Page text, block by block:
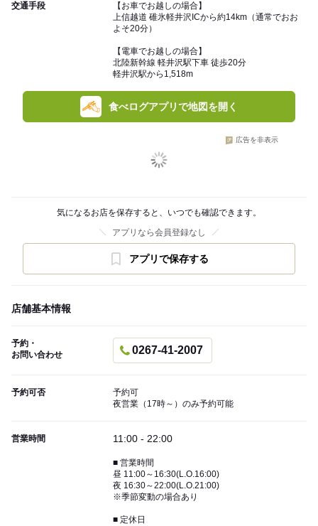
交通手段
【お車でお越しの場合】
上信越道 碓氷軽井沢ICから約14km（通常でおお
よそ20分）
【電車でお越しの場合】
北陸新幹線 軽井沢駅下車 徒歩20分
軽井沢駅から1,518m
食べログアプリで地図を開く
広告を非表示
気になるお店を保存すると、いつでも確認できます。
アプリなら会員登録なし
アプリで保存する
店舗基本情報
予約・
お問い合わせ
0267-41-2007
予約可否
予約可
夜営業（17時～）のみ予約可能
営業時間 11:00 - 22:00
■ 営業時間
昼 11:00～16:30(L.O.16:00)
夜 16:30～22:00(L.O.21:00)
※季節変動の場合あり
■ 定休日